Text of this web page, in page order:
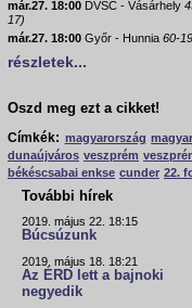
már.27. 18:00 DVSC - Vásárhely
17)
már.27. 18:00 Győr - Hunnia 60-
részletek...
Oszd meg ezt a cikket!
Címkék: magyarország
dunaújváros veszprém
békéscsabai enkse cunder 22.
További hírek
2019. május 22. 18:15
Búcsúzunk
2019. május 18. 18:21
Az ÉRD lett a bajnoki
negyedik